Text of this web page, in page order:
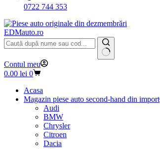
0722 744 353
EDMauto.ro
Niciun
rezultat
Contul meu
Coș
cumpărături
0.00 lei 0
Acasa
Magazin piese auto second-hand din import
Audi
BMW
Chrysler
Citroen
Dacia